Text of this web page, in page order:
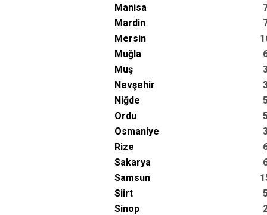
Manisa
Mardin
Mersin
Muğla
Muş
Nevşehir
Niğde
Ordu
Osmaniye
Rize
Sakarya
Samsun
Siirt
Sinop